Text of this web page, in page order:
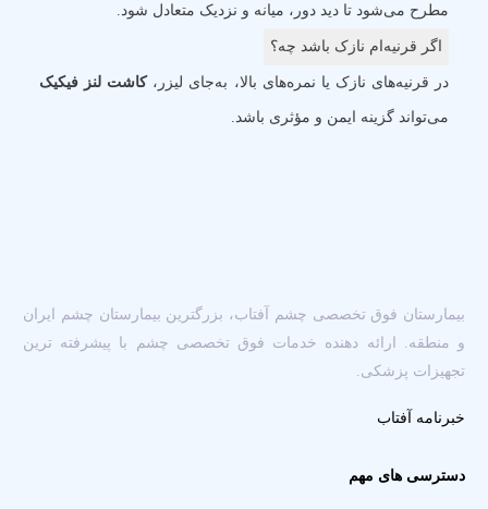
مطرح می‌شود تا دید دور، میانه و نزدیک متعادل شود.
اگر قرنیه‌ام نازک باشد چه؟
در قرنیه‌های نازک یا نمره‌های بالا، به‌جای لیزر،کاشت لنز فیکیک
می‌تواند گزینه ایمن و مؤثری باشد.
بیمارستان فوق تخصصی چشم آفتاب، بزرگترین بیمارستان چشم ایران
و منطقه. ارائه دهنده خدمات فوق تخصصی چشم با پیشرفته ترین
تجهیزات پزشکی.
خبرنامه آفتاب
دسترسی های مهم